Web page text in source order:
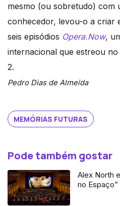
mesmo (ou sobretudo) com
conhecedor, levou-o a criar
seis episódios Opera.Now,
internacional que estreou
2.
Pedro Dias de Almeida
MEMÓRIAS FUTURAS
Pode também gostar
Alex North
no Espaço”